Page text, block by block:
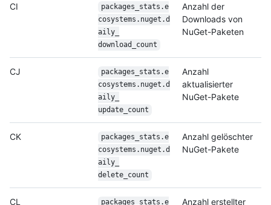
CI
packages_stats.e
cosystems.nuget.d
aily_
download_count
Anzahl der
Downloads von
NuGet-Paketen
CJ
packages_stats.e
cosystems.nuget.d
aily_
update_count
Anzahl
aktualisierter
NuGet-Pakete
CK
packages_stats.e
cosystems.nuget.d
aily_
delete_count
Anzahl gelöschter
NuGet-Pakete
CL
packages_stats.e
Anzahl erstellter